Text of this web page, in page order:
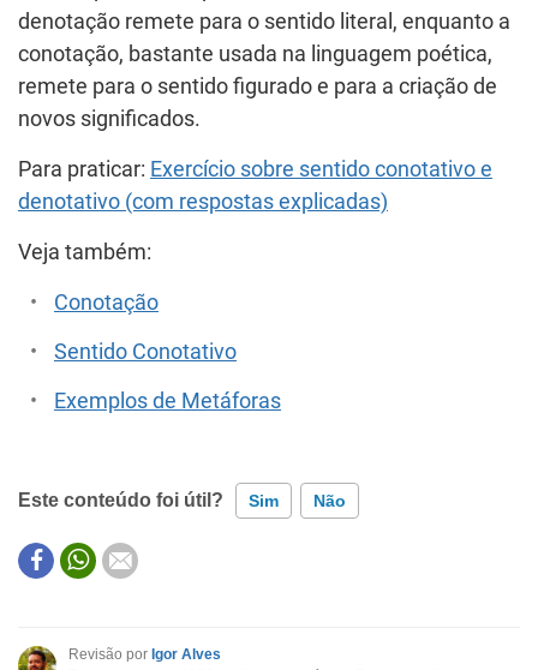
denotação remete para o sentido literal, enquanto a
conotação, bastante usada na linguagem poética,
remete para o sentido figurado e para a criação de
novos significados.
Para praticar: Exercício sobre sentido conotativo e
denotativo (com respostas explicadas)
Veja também:
Conotação
Sentido Conotativo
Exemplos de Metáforas
Este conteúdo foi útil? Sim Não
Este conteúdo não tem a informação que procuro
Revisão por Igor Alves